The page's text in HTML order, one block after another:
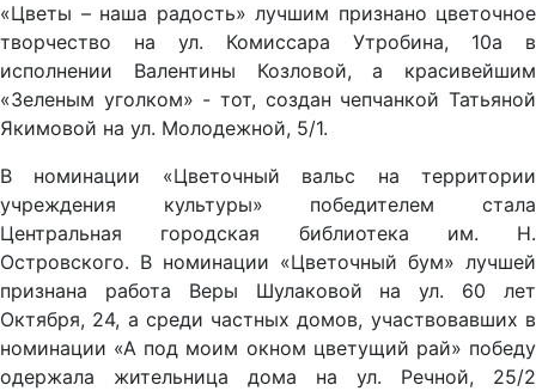
«Цветы – наша радость» лучшим признано цветочное
творчество на ул. Комиссара Утробина, 10а в
исполнении Валентины Козловой, а красивейшим
«Зеленым уголком» - тот, создан чепчанкой Татьяной
Якимовой на ул. Молодежной, 5/1.
В номинации «Цветочный вальс на территории
учреждения культуры» победителем стала
Центральная городская библиотека им. Н.
Островского. В номинации «Цветочный бум» лучшей
признана работа Веры Шулаковой на ул. 60 лет
Октября, 24, а среди частных домов, участвовавших в
номинации «А под моим окном цветущий рай» победу
одержала жительница дома на ул. Речной, 25/2